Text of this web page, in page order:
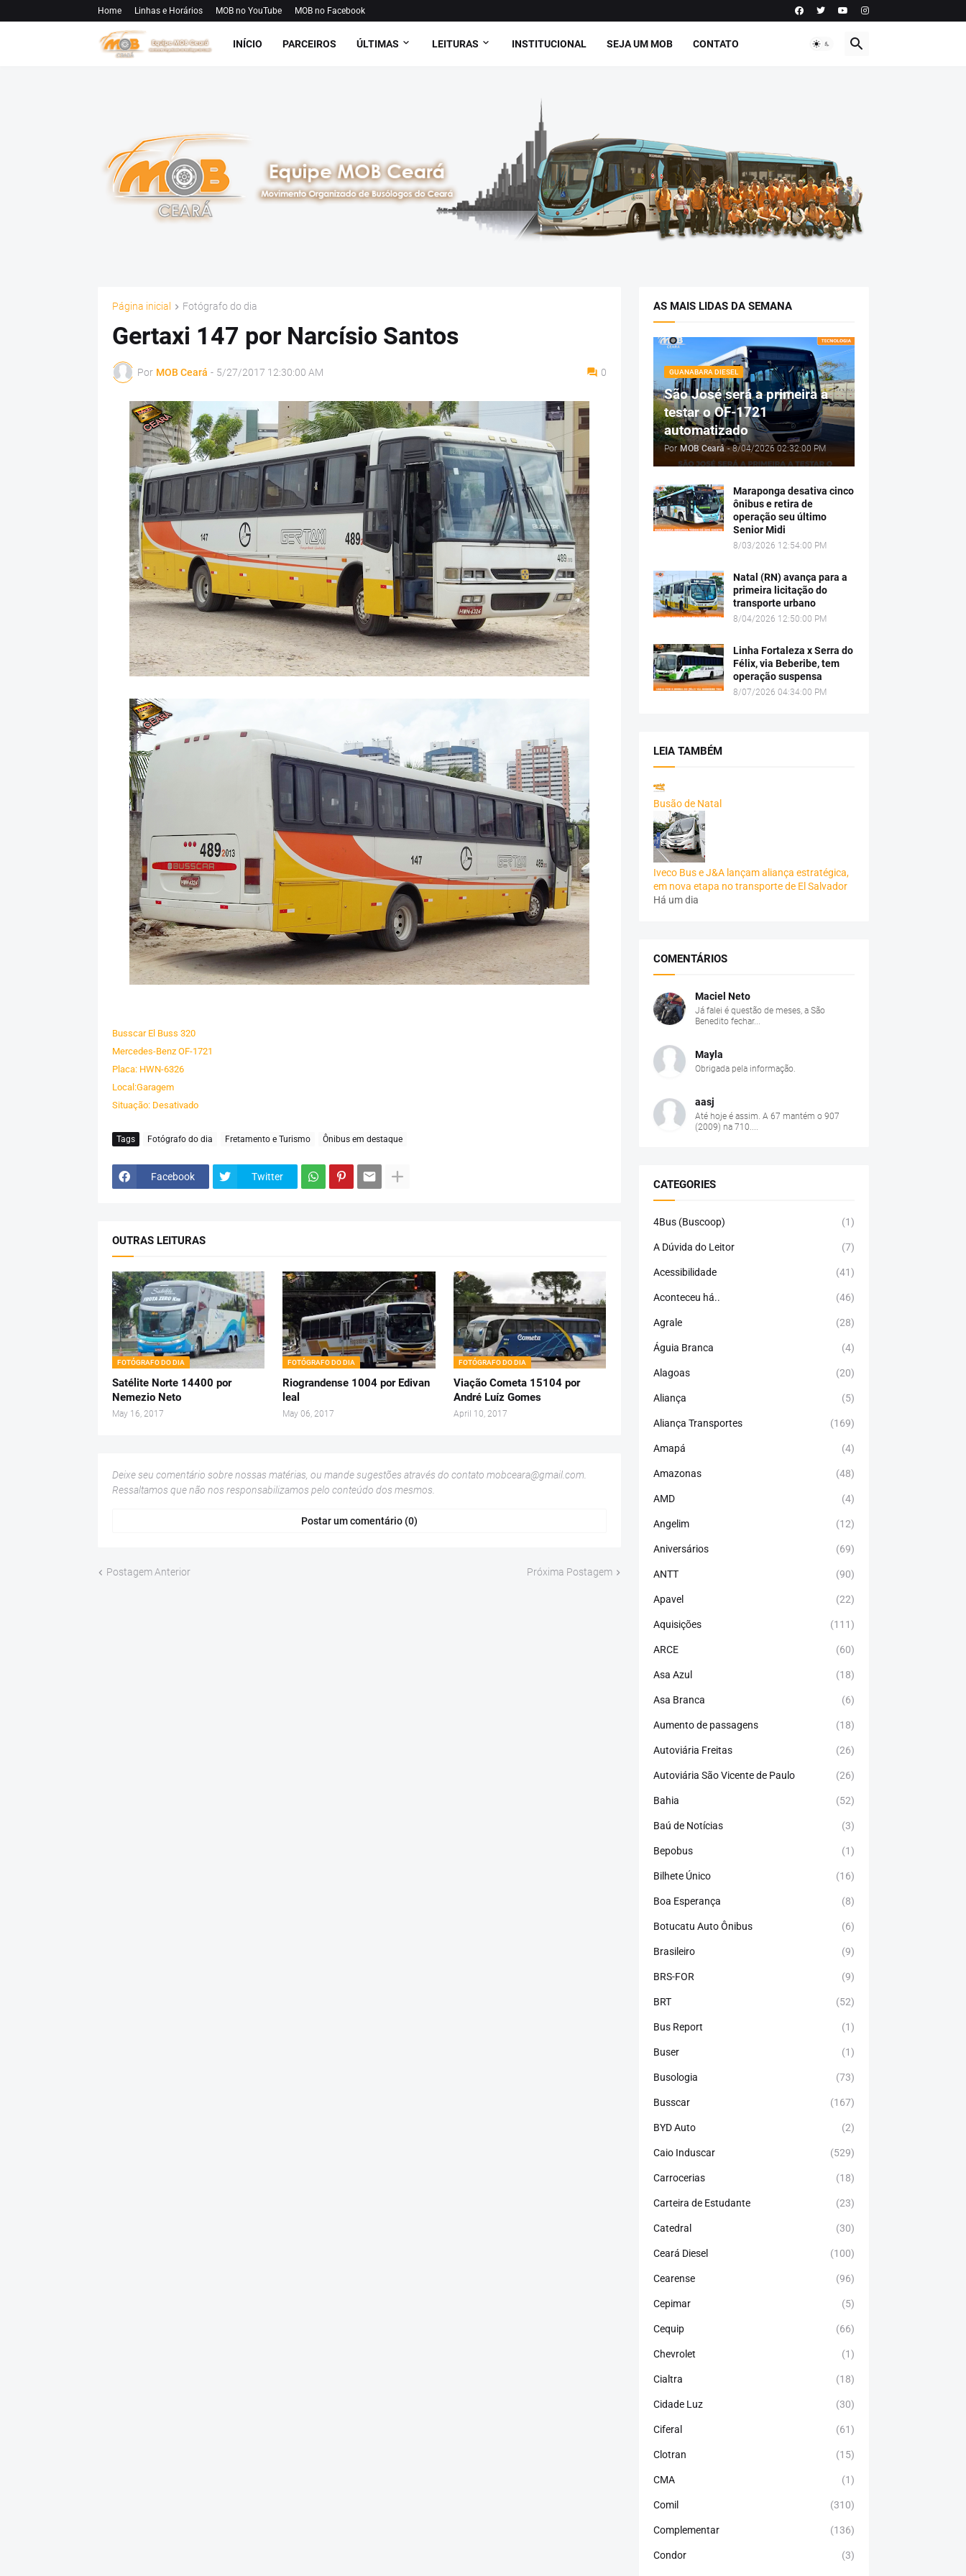
Home Linhas e Horários MOB no YouTube MOB no Facebook
INÍCIO PARCEIROS ÚLTIMAS LEITURAS INSTITUCIONAL SEJA UM MOB CONTATO
Página inicial Fotógrafo do dia
Gertaxi 147 por Narcísio Santos
Por MOB Ceará - 5/27/2017 12:30:00 AM 0
Busscar El Buss 320
Mercedes-Benz OF-1721
Placa: HWN-6326
Local:Garagem
Situação: Desativado
Tags Fotógrafo do dia Fretamento e Turismo Ônibus em destaque
Facebook Twitter
OUTRAS LEITURAS
FOTÓGRAFO DO DIA
Satélite Norte 14400 por
Nemezio Neto
May 16, 2017
FOTÓGRAFO DO DIA
Riograndense 1004 por Edivan
leal
May 06, 2017
FOTÓGRAFO DO DIA
Viação Cometa 15104 por
André Luíz Gomes
April 10, 2017
Deixe seu comentário sobre nossas matérias, ou mande sugestões através do contato mobceara@gmail.com.
Ressaltamos que não nos responsabilizamos pelo conteúdo dos mesmos.
Postar um comentário (0)
Postagem Anterior Próxima Postagem
AS MAIS LIDAS DA SEMANA
GUANABARA DIESEL
São José será a primeira a
testar o OF-1721
automatizado
Por MOB Ceará - 8/04/2026 02:32:00 PM
Maraponga desativa cinco
ônibus e retira de
operação seu último
Senior Midi
8/03/2026 12:54:00 PM
Natal (RN) avança para a
primeira licitação do
transporte urbano
8/04/2026 12:50:00 PM
Linha Fortaleza x Serra do
Félix, via Beberibe, tem
operação suspensa
8/07/2026 04:34:00 PM
LEIA TAMBÉM
Busão de Natal
Iveco Bus e J&A lançam aliança estratégica,
em nova etapa no transporte de El Salvador
Há um dia
COMENTÁRIOS
Maciel Neto
Já falei é questão de meses, a São
Benedito fechar...
Mayla
Obrigada pela informação.
aasj
Até hoje é assim. A 67 mantém o 907
(2009) na 710....
CATEGORIES
4Bus (Buscoop) (1)
A Dúvida do Leitor (7)
Acessibilidade (41)
Aconteceu há.. (46)
Agrale (28)
Águia Branca (4)
Alagoas (20)
Aliança (5)
Aliança Transportes (169)
Amapá (4)
Amazonas (48)
AMD (4)
Angelim (12)
Aniversários (69)
ANTT (90)
Apavel (22)
Aquisições (111)
ARCE (60)
Asa Azul (18)
Asa Branca (6)
Aumento de passagens (18)
Autoviária Freitas (26)
Autoviária São Vicente de Paulo (26)
Bahia (52)
Baú de Notícias (3)
Bepobus (1)
Bilhete Único (16)
Boa Esperança (8)
Botucatu Auto Ônibus (6)
Brasileiro (9)
BRS-FOR (9)
BRT (52)
Bus Report (1)
Buser (1)
Busologia (73)
Busscar (167)
BYD Auto (2)
Caio Induscar (529)
Carrocerias (18)
Carteira de Estudante (23)
Catedral (30)
Ceará Diesel (100)
Cearense (96)
Cepimar (5)
Cequip (66)
Chevrolet (1)
Cialtra (18)
Cidade Luz (30)
Ciferal (61)
Clotran (15)
CMA (1)
Comil (310)
Complementar (136)
Condor (3)